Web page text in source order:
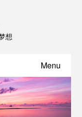
想
Menu